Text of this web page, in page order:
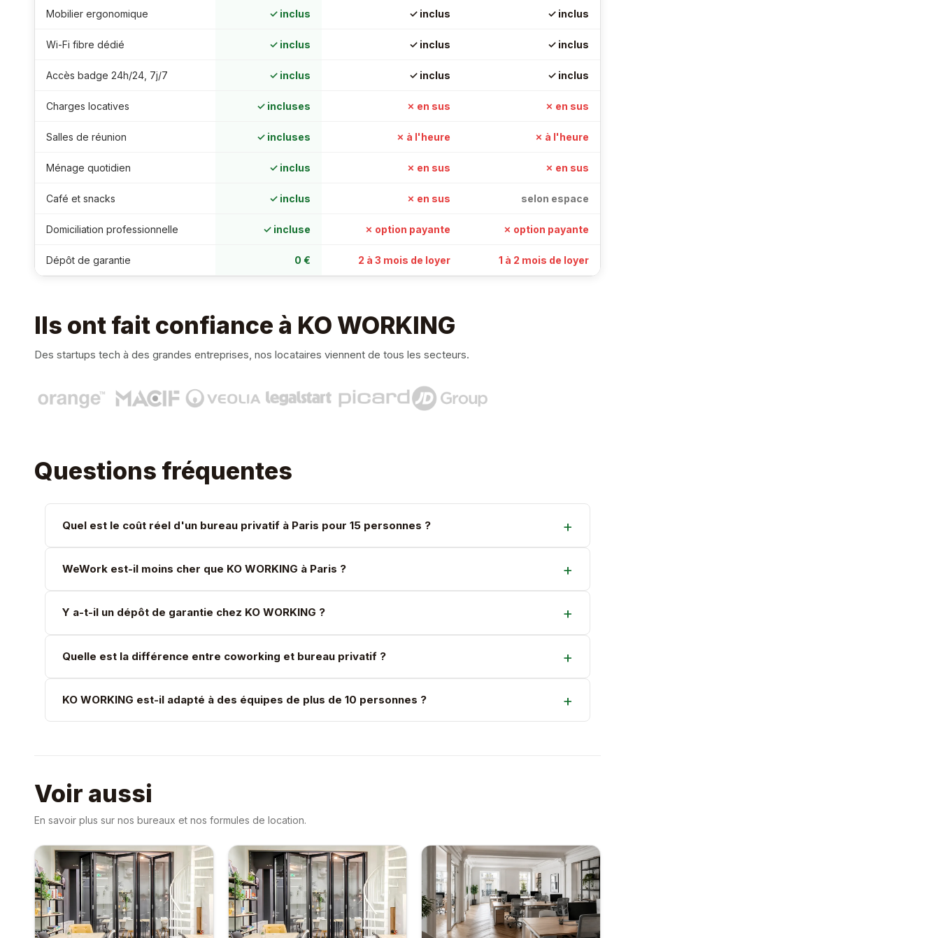
Mobilier ergonomique ✓ inclus ✓ inclus ✓ inclus
Wi-Fi fibre dédié ✓ inclus ✓ inclus ✓ inclus
Accès badge 24h/24, 7j/7 ✓ inclus ✓ inclus ✓ inclus
Charges locatives ✓ incluses ✗ en sus ✗ en sus
Salles de réunion ✓ incluses ✗ à l'heure ✗ à l'heure
Ménage quotidien ✓ inclus ✗ en sus ✗ en sus
Café et snacks ✓ inclus ✗ en sus selon espace
Domiciliation professionnelle ✓ incluse ✗ option payante ✗ option payante
Dépôt de garantie 0 € 2 à 3 mois de loyer 1 à 2 mois de loyer
Ils ont fait confiance à KO WORKING
Des startups tech à des grandes entreprises, nos locataires viennent de tous les secteurs.
Questions fréquentes
Quel est le coût réel d'un bureau privatif à Paris pour 15 personnes ?
WeWork est-il moins cher que KO WORKING à Paris ?
Y a-t-il un dépôt de garantie chez KO WORKING ?
Quelle est la différence entre coworking et bureau privatif ?
KO WORKING est-il adapté à des équipes de plus de 10 personnes ?
Voir aussi
En savoir plus sur nos bureaux et nos formules de location.